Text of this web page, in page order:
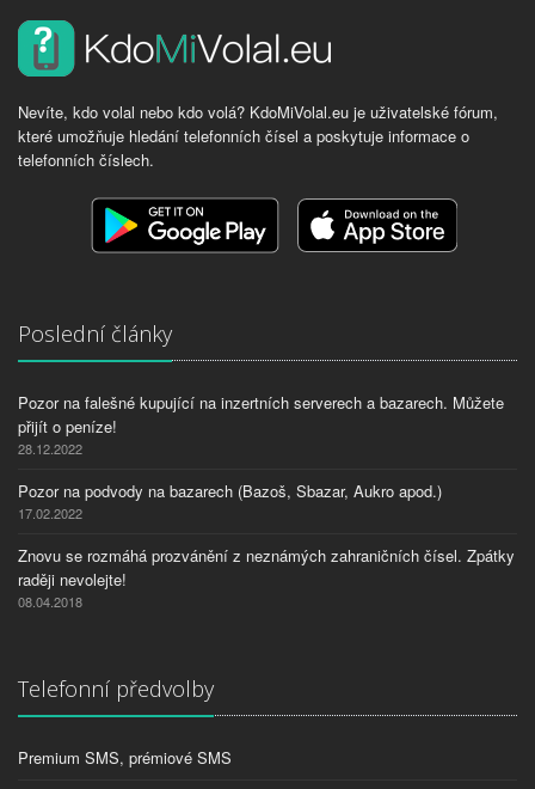
Nevíte, kdo volal nebo kdo volá? KdoMiVolal.eu je uživatelské fórum,
které umožňuje hledání telefonních čísel a poskytuje informace o
telefonních číslech.
Poslední články
Pozor na falešné kupující na inzertních serverech a bazarech. Můžete
přijít o peníze!
28.12.2022
Pozor na podvody na bazarech (Bazoš, Sbazar, Aukro apod.)
17.02.2022
Znovu se rozmáhá prozvánění z neznámých zahraničních čísel. Zpátky
raději nevolejte!
08.04.2018
Telefonní předvolby
Premium SMS, prémiové SMS